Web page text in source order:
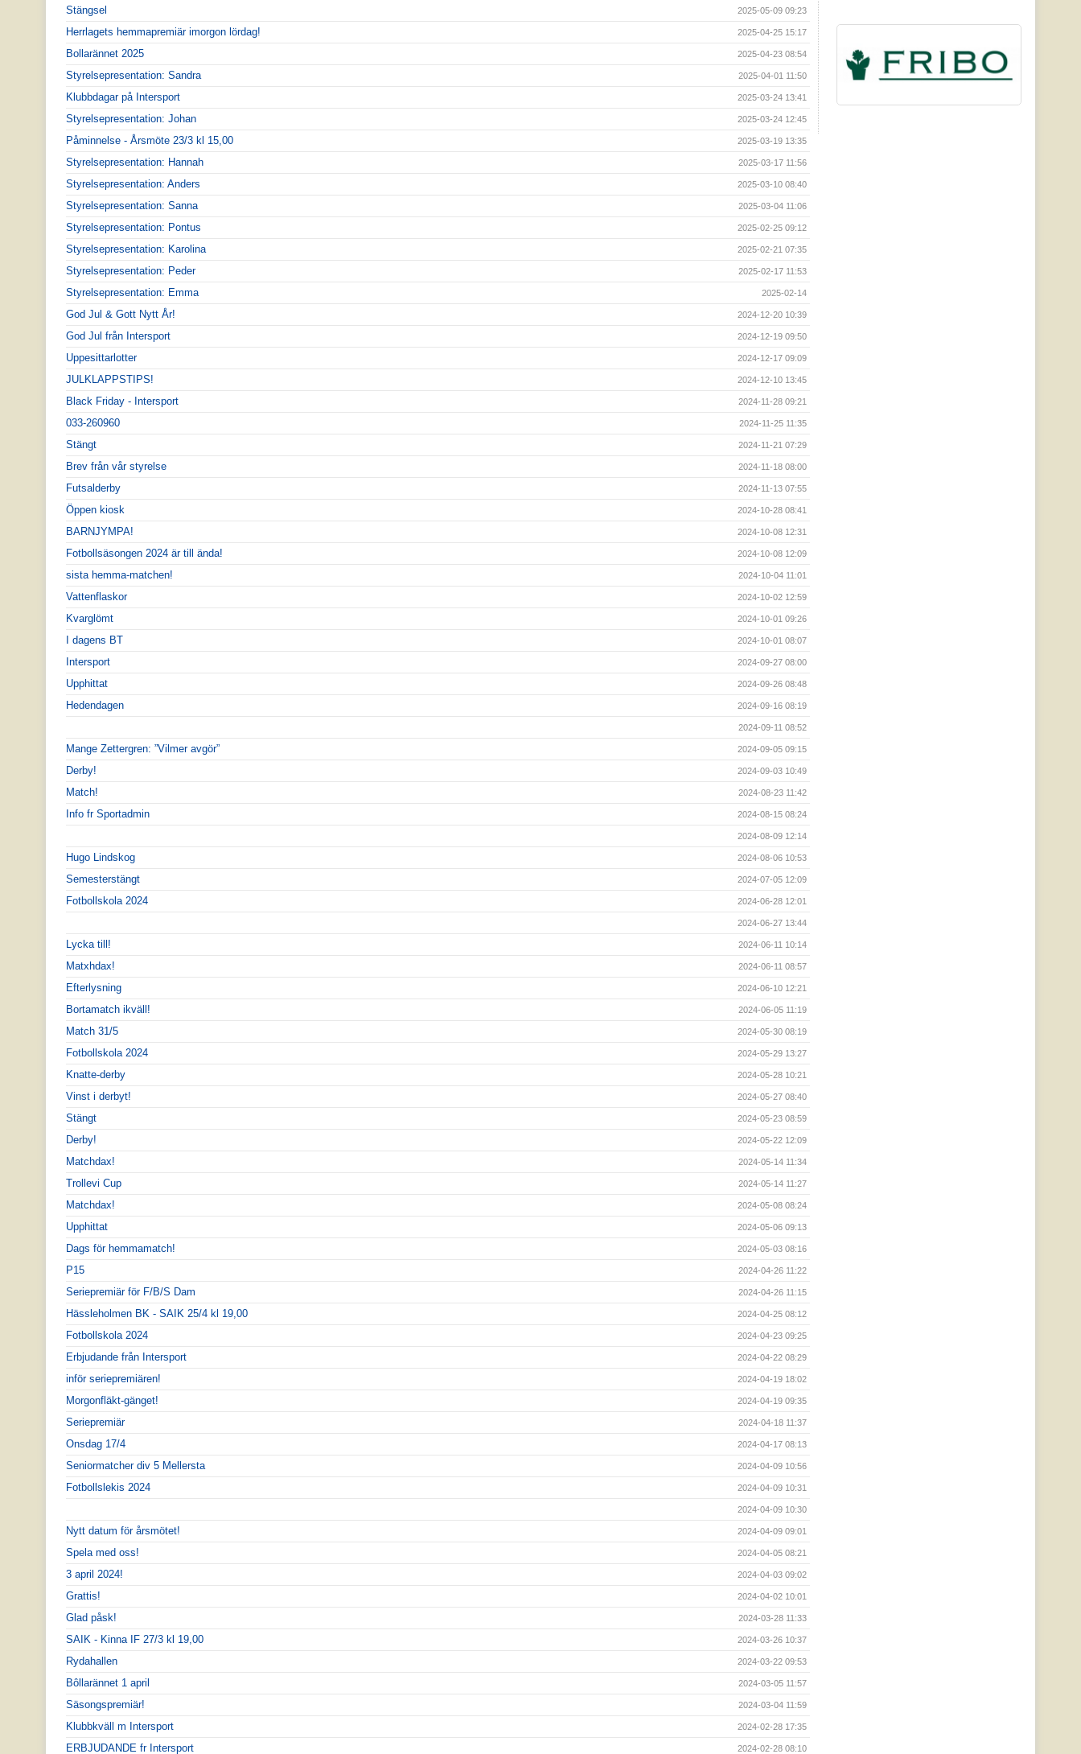
Stängsel 2025-05-09 09:23
Herrlagets hemmapremiär imorgon lördag! 2025-04-25 15:17
Bollarännet 2025 2025-04-23 08:54
Styrelsepresentation: Sandra 2025-04-01 11:50
Klubbdagar på Intersport 2025-03-24 13:41
Styrelsepresentation: Johan 2025-03-24 12:45
Påminnelse - Årsmöte 23/3 kl 15,00 2025-03-19 13:35
Styrelsepresentation: Hannah 2025-03-17 11:56
Styrelsepresentation: Anders 2025-03-10 08:40
Styrelsepresentation: Sanna 2025-03-04 11:06
Styrelsepresentation: Pontus 2025-02-25 09:12
Styrelsepresentation: Karolina 2025-02-21 07:35
Styrelsepresentation: Peder 2025-02-17 11:53
Styrelsepresentation: Emma 2025-02-14
God Jul & Gott Nytt År! 2024-12-20 10:39
God Jul från Intersport 2024-12-19 09:50
Uppesittarlotter 2024-12-17 09:09
JULKLAPPSTIPS! 2024-12-10 13:45
Black Friday - Intersport 2024-11-28 09:21
033-260960 2024-11-25 11:35
Stängt 2024-11-21 07:29
Brev från vår styrelse 2024-11-18 08:00
Futsalderby 2024-11-13 07:55
Öppen kiosk 2024-10-28 08:41
BARNJYMPA! 2024-10-08 12:31
Fotbollsäsongen 2024 är till ända! 2024-10-08 12:09
sista hemma-matchen! 2024-10-04 11:01
Vattenflaskor 2024-10-02 12:59
Kvarglömt 2024-10-01 09:26
I dagens BT 2024-10-01 08:07
Intersport 2024-09-27 08:00
Upphittat 2024-09-26 08:48
Hedendagen 2024-09-16 08:19
2024-09-11 08:52
Mange Zettergren: ”Vilmer avgör” 2024-09-05 09:15
Derby! 2024-09-03 10:49
Match! 2024-08-23 11:42
Info fr Sportadmin 2024-08-15 08:24
2024-08-09 12:14
Hugo Lindskog 2024-08-06 10:53
Semesterstängt 2024-07-05 12:09
Fotbollskola 2024 2024-06-28 12:01
2024-06-27 13:44
Lycka till! 2024-06-11 10:14
Matxhdax! 2024-06-11 08:57
Efterlysning 2024-06-10 12:21
Bortamatch ikväll! 2024-06-05 11:19
Match 31/5 2024-05-30 08:19
Fotbollskola 2024 2024-05-29 13:27
Knatte-derby 2024-05-28 10:21
Vinst i derbyt! 2024-05-27 08:40
Stängt 2024-05-23 08:59
Derby! 2024-05-22 12:09
Matchdax! 2024-05-14 11:34
Trollevi Cup 2024-05-14 11:27
Matchdax! 2024-05-08 08:24
Upphittat 2024-05-06 09:13
Dags för hemmamatch! 2024-05-03 08:16
P15 2024-04-26 11:22
Seriepremiär för F/B/S Dam 2024-04-26 11:15
Hässleholmen BK - SAIK 25/4 kl 19,00 2024-04-25 08:12
Fotbollskola 2024 2024-04-23 09:25
Erbjudande från Intersport 2024-04-22 08:29
inför seriepremiären! 2024-04-19 18:02
Morgonfläkt-gänget! 2024-04-19 09:35
Seriepremiär 2024-04-18 11:37
Onsdag 17/4 2024-04-17 08:13
Seniormatcher div 5 Mellersta 2024-04-09 10:56
Fotbollslekis 2024 2024-04-09 10:31
2024-04-09 10:30
Nytt datum för årsmötet! 2024-04-09 09:01
Spela med oss! 2024-04-05 08:21
3 april 2024! 2024-04-03 09:02
Grattis! 2024-04-02 10:01
Glad påsk! 2024-03-28 11:33
SAIK - Kinna IF 27/3 kl 19,00 2024-03-26 10:37
Rydahallen 2024-03-22 09:53
Bôllarännet 1 april 2024-03-05 11:57
Säsongspremiär! 2024-03-04 11:59
Klubbkväll m Intersport 2024-02-28 17:35
ERBJUDANDE fr Intersport 2024-02-28 08:10